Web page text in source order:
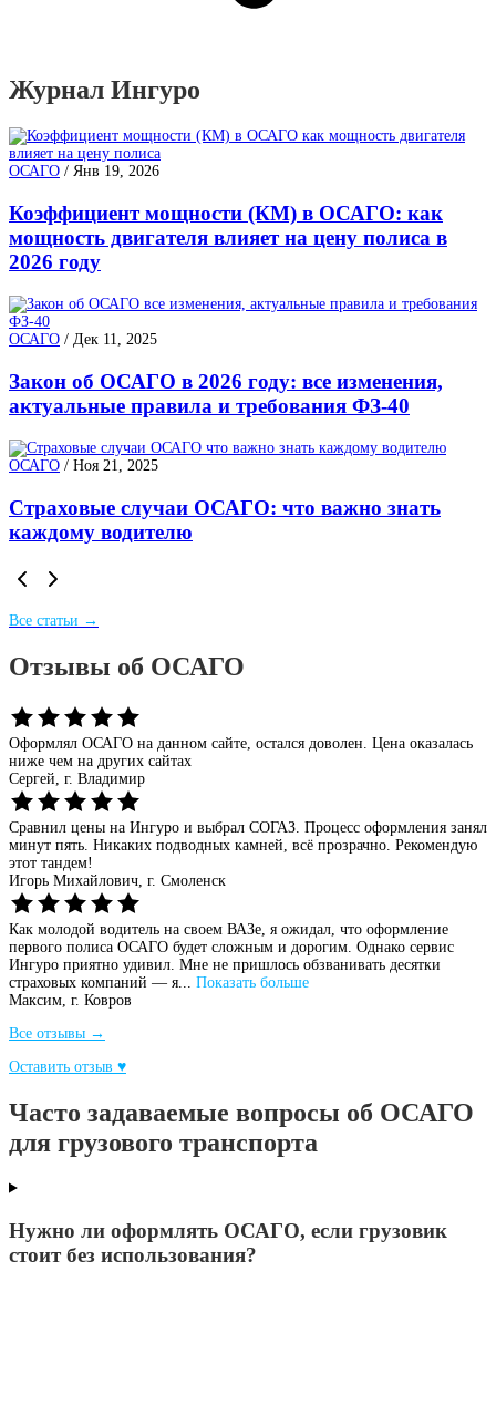
Журнал Ингуро
ОСАГО / Янв 19, 2026
Коэффициент мощности (КМ) в ОСАГО: как
мощность двигателя влияет на цену полиса в
2026 году
ОСАГО / Дек 11, 2025
Закон об ОСАГО в 2026 году: все изменения,
актуальные правила и требования ФЗ-40
ОСАГО / Ноя 21, 2025
Страховые случаи ОСАГО: что важно знать
каждому водителю
Все статьи →
Отзывы об ОСАГО
Оформлял ОСАГО на данном сайте, остался доволен. Цена оказалась
ниже чем на других сайтах
Сергей, г. Владимир
Сравнил цены на Ингуро и выбрал СОГАЗ. Процесс оформления занял
минут пять. Никаких подводных камней, всё прозрачно. Рекомендую
этот тандем!
Игорь Михайлович, г. Смоленск
Как молодой водитель на своем ВАЗе, я ожидал, что оформление
первого полиса ОСАГО будет сложным и дорогим. Однако сервис
Ингуро приятно удивил. Мне не пришлось обзванивать десятки
страховых компаний — я... Показать больше
Максим, г. Ковров
Все отзывы →
Оставить отзыв ♥
Часто задаваемые вопросы об ОСАГО
для грузового транспорта
Нужно ли оформлять ОСАГО, если грузовик
стоит без использования?